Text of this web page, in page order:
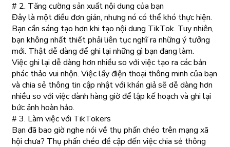
# 2. Tăng cường sản xuất nội dung của bạn
Đây là một điều đơn giản, nhưng nó có thể khó thực hiện.
Bạn cần sáng tạo hơn khi tạo nội dung TikTok. Tuy nhiên,
bạn không nhất thiết phải liên tục nghĩ ra những ý tưởng
mới. Thật dễ dàng để ghi lại những gì bạn đang làm.
Việc ghi lại dễ dàng hơn nhiều so với việc tạo ra các bản
phác thảo vui nhộn. Việc lấy điện thoại thông minh của bạn
và chia sẻ thông tin cập nhật với khán giả sẽ dễ dàng hơn
nhiều so với việc dành hàng giờ để lập kế hoạch và ghi lại
bức ảnh hoàn hảo.
# 3. Làm việc với TikTokers
Bạn đã bao giờ nghe nói về thụ phấn chéo trên mạng xã
hội chưa? Thụ phấn chéo đề cập đến việc chia sẻ thông